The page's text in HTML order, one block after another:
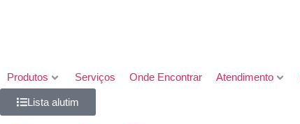
Produtos Serviços Onde Encontrar Atendimento
Lista alutim